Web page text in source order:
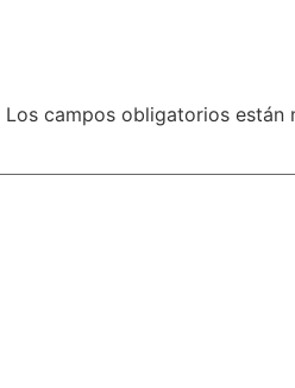
Los campos obligatorios están